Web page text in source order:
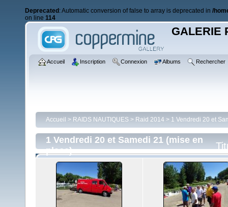
Deprecated : Automatic conversion of false to array is deprecated in /
on line 114
GALERIE
Accueil Inscription Connexion Albums Rechercher
Accueil > RAIDS NAUTIQUES > Raid 2014 > 1 Vendredi 20 et
1 Vendredi 20 et Samedi 21 (mise en
place)